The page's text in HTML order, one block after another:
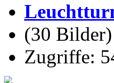
(30 Bilder)
Zugriffe: